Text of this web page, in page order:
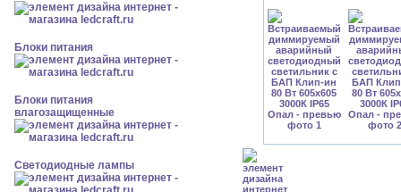
Блоки питания
Блоки питания
влагозащищенные
Светодиодные лампы